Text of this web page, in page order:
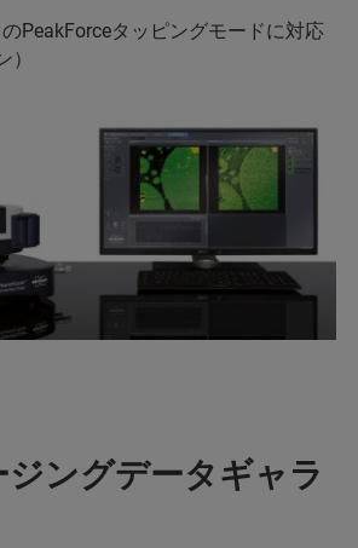
PeakForceタッピングモードに対応
）
ングデータギャラ